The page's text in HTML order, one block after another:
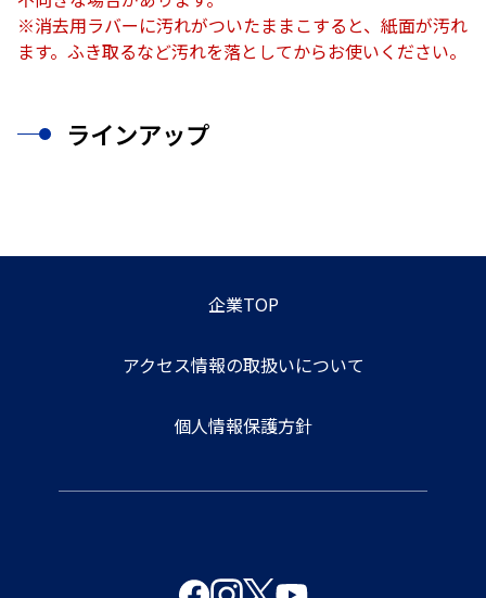
※消去用ラバーに汚れがついたままこすると、紙面が汚れ
ます。ふき取るなど汚れを落としてからお使いください。
ラインアップ
企業TOP
アクセス情報の取扱いについて
個人情報保護方針